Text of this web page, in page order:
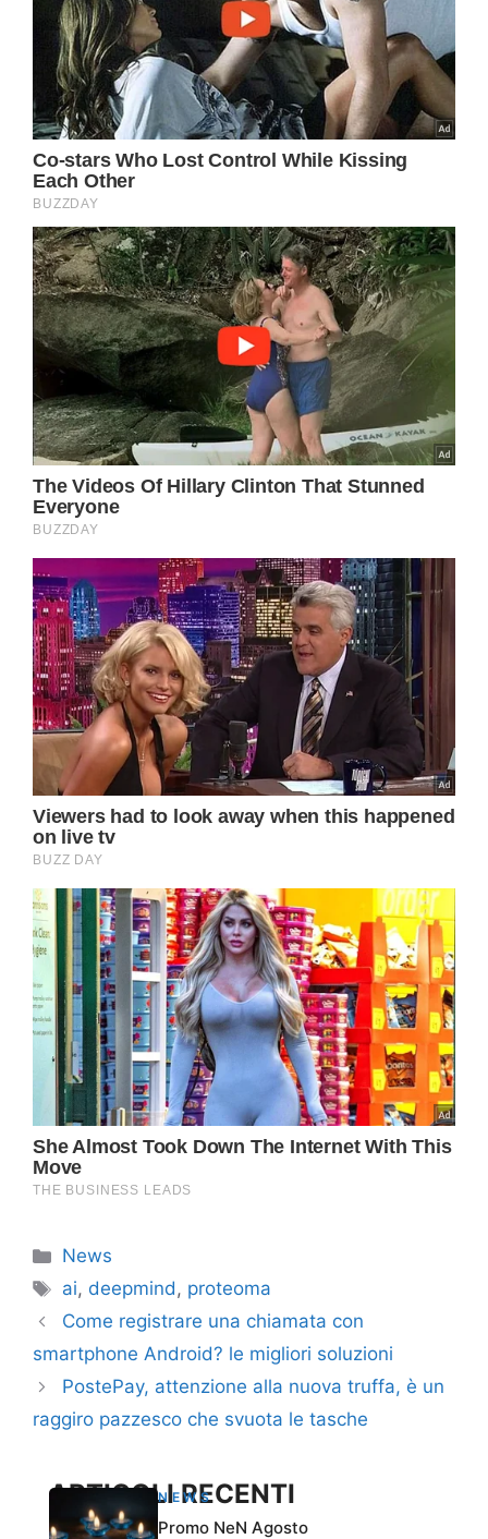
Categorie
News
Tag
ai, deepmind, proteoma
Come registrare una chiamata con
smartphone Android? le migliori soluzioni
PostePay, attenzione alla nuova truffa, è un
raggiro pazzesco che svuota le tasche
ARTICOLI RECENTI
NEWS
Promo NeN Agosto